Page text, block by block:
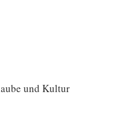
und Kultur